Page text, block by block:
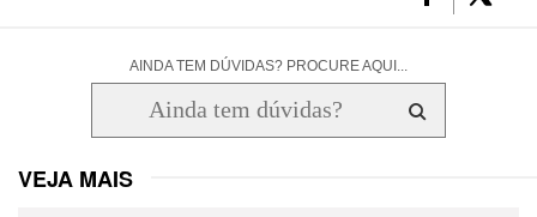
AINDA TEM DÚVIDAS? PROCURE AQUI...
VEJA MAIS